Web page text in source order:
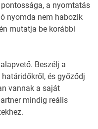
a nyomtatás
nyomda nem habozik
mutatja be korábbi
Beszélj a
és győződj
vannak a saját
mindig reális